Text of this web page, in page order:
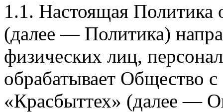
1.1. Настоящая Политика
(далее — Политика)
физических лиц,
обрабатывает Общество
«Красбыттех» (далее —